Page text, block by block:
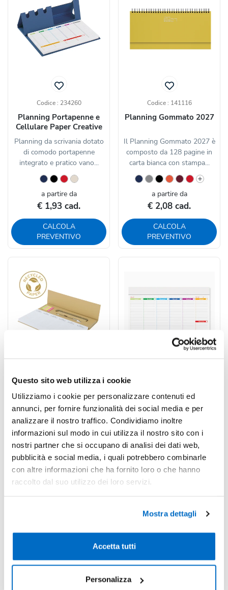
Questo sito web utilizza i cookie
Utilizziamo i cookie per personalizzare contenuti ed
annunci, per fornire funzionalità dei social media e per
analizzare il nostro traffico. Condividiamo inoltre
informazioni sul modo in cui utilizza il nostro sito con i
nostri partner che si occupano di analisi dei dati web,
pubblicità e social media, i quali potrebbero combinarle
con altre informazioni che ha fornito loro o che hanno
raccolto dal suo utilizzo dei loro servizi.
Mostra dettagli
Accetta tutti
Personalizza
Codice : 234260
Planning Portapenne e
Cellulare Paper Creative
Planning da scrivania dotato
di comodo portapenne
integrato e pratico vano...
a partire da
€ 1,93 cad.
CALCOLA
PREVENTIVO
Codice : 141116
Planning Gommato 2027
Il Planning Gommato 2027 è
composto da 128 pagine in
carta bianca con stampa...
a partire da
€ 2,08 cad.
CALCOLA
PREVENTIVO
Codice : 217323
Planning Settimanale Isan
Il Planning Settimanale Isan è
un set completo da scrivania
con 125 fogli di...
a partire da
Codice : 140724
Planning Muticolor
Il Planning Multicolor è
composto da 52 fogli in carta
uso mano , con testata...
CALCOLA
planning personalizzatisono disponibili in diverse